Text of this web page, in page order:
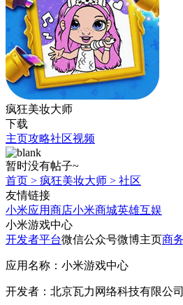
疯狂美妆大师
下载
主页攻略社区视频
暂时没有帖子~
首页 > 疯狂美妆大师 > 社区
友情链接
小米应用商店小米商城英雄互娱
小米游戏中心
开发者平台微信公众号微博主页商
应用名称：小米游戏中心
开发者：北京瓦力网络科技有限公